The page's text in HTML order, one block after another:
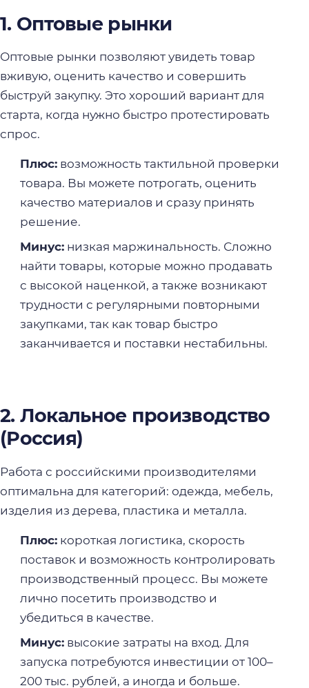
1. Оптовые рынки
Оптовые рынки позволяют увидеть товар
вживую, оценить качество и совершить
быструй закупку. Это хороший вариант для
старта, когда нужно быстро протестировать
спрос.
Плюс:возможность тактильной проверки
товара. Вы можете потрогать, оценить
качество материалов и сразу принять
решение.
Минус:низкая маржинальность. Сложно
найти товары, которые можно продавать
с высокой наценкой, а также возникают
трудности с регулярными повторными
закупками, так как товар быстро
заканчивается и поставки нестабильны.
2. Локальное производство
(Россия)
Работа с российскими производителями
оптимальна для категорий: одежда, мебель,
изделия из дерева, пластика и металла.
Плюс:короткая логистика, скорость
поставок и возможность контролировать
производственный процесс. Вы можете
лично посетить производство и
убедиться в качестве.
Минус:высокие затраты на вход. Для
запуска потребуются инвестиции от 100–
200 тыс. рублей, а иногда и больше.